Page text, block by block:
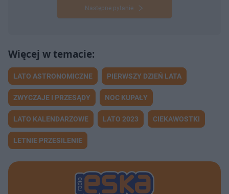
Następne pytanie
LATO ASTRONOMICZNE PIERWSZY DZIEŃ LATA
ZWYCZAJE I PRZESĄDY NOC KUPAŁY
LATO KALENDARZOWE LATO 2023 CIEKAWOSTKI
LETNIE PRZESILENIE